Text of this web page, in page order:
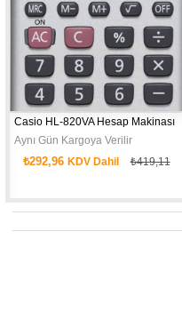
Casio HL-820VA Hesap Makinası
Aynı Gün Kargoya Verilir
₺292,96 KDV Dahil ₺419,11